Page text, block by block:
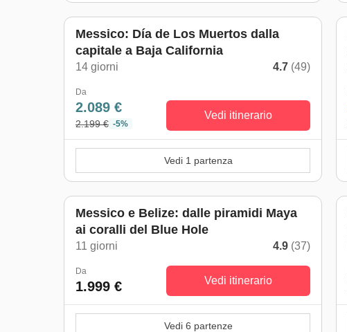
Messico: Día de Los Muertos dalla
capitale a Baja California
14 giorni 4.7 (49)
Da
2.089 €
2.199 € -5%
Vedi itinerario
Vedi 1 partenza
Messico e Belize: dalle piramidi Maya
ai coralli del Blue Hole
11 giorni 4.9 (37)
Da
1.999 € Vedi itinerario
Vedi 6 partenze